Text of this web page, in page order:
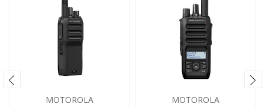
MOTOROLA MOTOROLA